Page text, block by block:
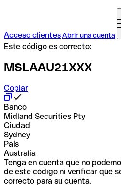
Acceso clientesAbrir una cuenta
Este código es correcto:
MSLAAU21XXX
Copiar
Banco
Midland Securities Pty
Ciudad
Sydney
País
Australia
Tenga en cuenta que no
de este código ni verificar que
correcto para su cuenta.